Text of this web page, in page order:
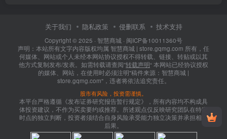
关于我们 隐私政策 侵删联系 技术支持
Copyright © 2025 · 智慧商城 · 闽ICP备10011360号
声明：本站所有文字内容版权均属 智慧商城 | store.gqmg.com 所有，任
何媒体、网站或个人未经本网站协议授权不得转载、链接、转贴或以其
他方式复制发布/发表。如需转载请查阅”转载声明“ 本网站已经协议授权
的媒体、网站，在使用时必须注明"稿件来源：智慧商城 |
store.gqmg.com"，违者将依法追究责任。
股市有风险，投资需谨慎。
本平台严格遵循《发布证券研究报告暂行规定》，所有内容均不构成具
体投资建议，不作为买卖要约或推荐。所述观点仅反映研究团队在特定
时点的独立判断，投资者须结合自身风险承受能力独立决策并承担相应
后果。